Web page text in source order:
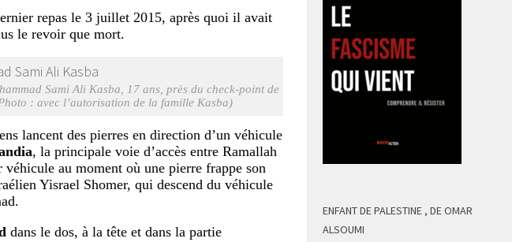
repas le 3 juillet 2015, après quoi il avait
le revoir que mort.
Sami Ali Kasba, 17 ans, près du check-point de
: avec l’autorisation de la famille Kasba)
lancent des pierres en direction d’un véhicule
, la principale voie d’accès entre Ramallah
au moment où une pierre frappe son
Yisrael Shomer, qui descend du véhicule
dans le dos, à la tête et dans la partie
ENFANT DE PALESTINE , DE OMAR
ALSOUMI